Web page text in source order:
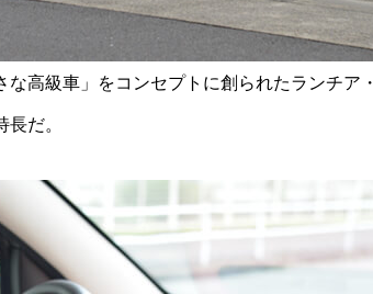
高級車」をコンセプトに創られたランチア
だ。